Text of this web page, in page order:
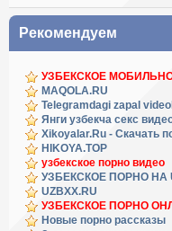
Рекомендуем
УЗБЕКСКОЕ
MAQOLA.RU
Telegramdagi zapal
Янги узбекча секс
Xikoyalar.Ru - Скачать
HIKOYA.TOP
узбекское порно видео
УЗБЕКСКОЕ ПОРНО НА
UZBXX.RU
УЗБЕКСКОЕ ПОРНО
Новые порно рассказы